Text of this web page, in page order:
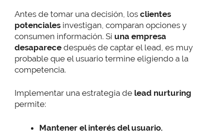
Antes de tomar una decisión, los clientes
potenciales investigan, comparan opciones y
consumen información. Si una empresa
desaparece después de captar el lead, es muy
probable que el usuario termine eligiendo a la
competencia.
Implementar una estrategia de lead nurturing
permite:
Mantener el interés del usuario.